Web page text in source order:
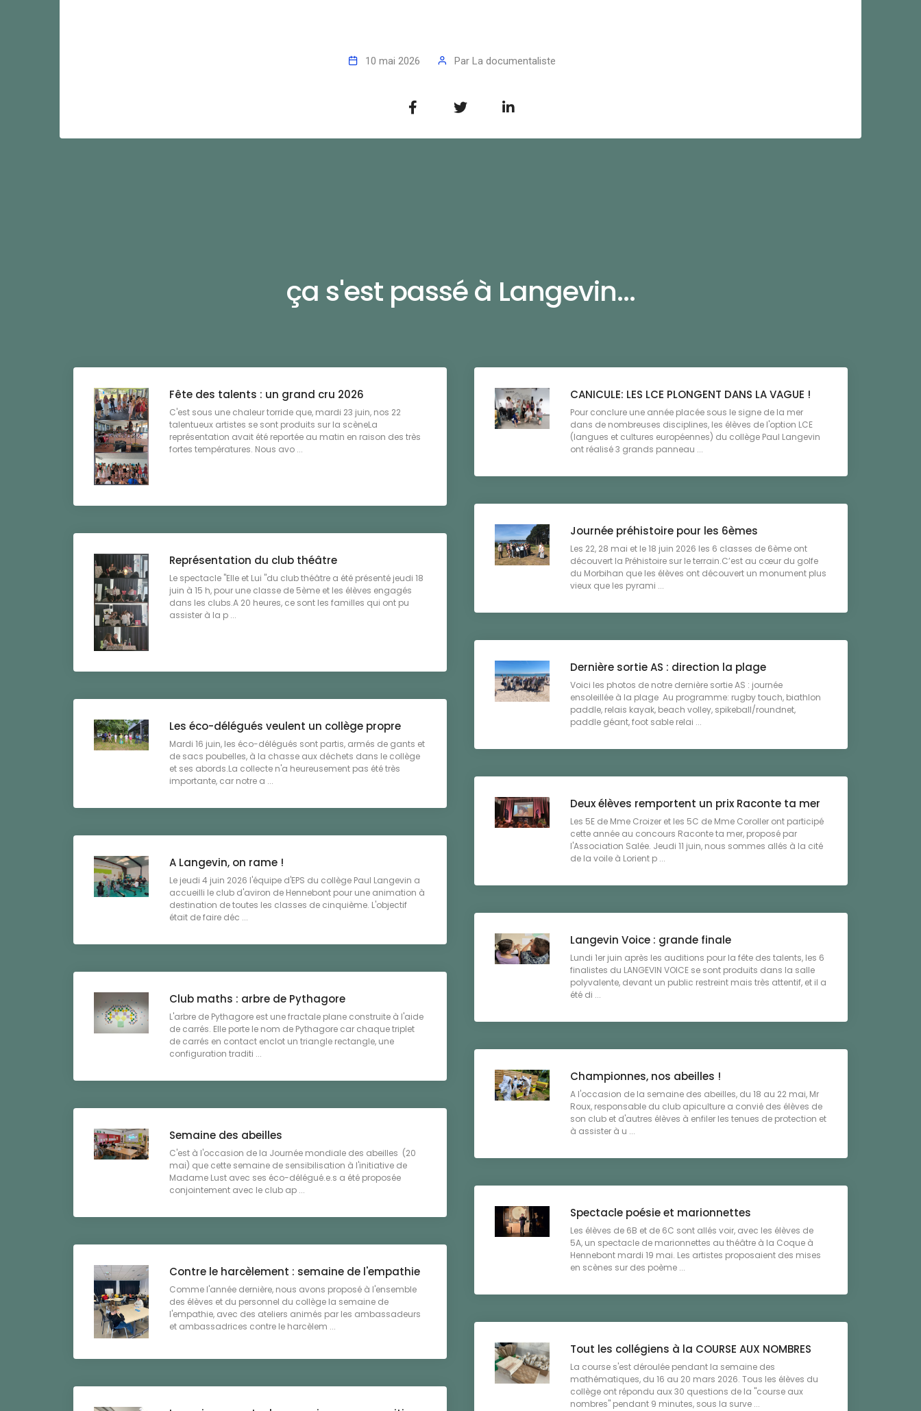
10 mai 2026 Par La documentaliste
ça s'est passé à Langevin...
Fête des talents : un grand cru 2026
C'est sous une chaleur torride que, mardi 23 juin, nos 22
talentueux artistes se sont produits sur la scèneLa
représentation avait été reportée au matin en raison des très
fortes températures. Nous avo ...
CANICULE: LES LCE PLONGENT DANS LA VAGUE !
Pour conclure une année placée sous le signe de la mer
dans de nombreuses disciplines, les élèves de l'option LCE
(langues et cultures européennes) du collège Paul Langevin
ont réalisé 3 grands panneau ...
Journée préhistoire pour les 6èmes
Les 22, 28 mai et le 18 juin 2026 les 6 classes de 6ème ont
découvert la Préhistoire sur le terrain.C’est au cœur du golfe
du Morbihan que les élèves ont découvert un monument plus
vieux que les pyrami ...
Représentation du club théâtre
Le spectacle "Elle et Lui "du club théâtre a été présenté jeudi 18
juin à 15 h, pour une classe de 5ème et les élèves engagés
dans les clubs.A 20 heures, ce sont les familles qui ont pu
assister à la p ...
Dernière sortie AS : direction la plage
Voici les photos de notre dernière sortie AS : journée
ensoleillée à la plage Au programme: rugby touch, biathlon
paddle, relais kayak, beach volley, spikeball/roundnet,
paddle géant, foot sable relai ...
Les éco-délégués veulent un collège propre
Mardi 16 juin, les éco-délégués sont partis, armés de gants et
de sacs poubelles, à la chasse aux déchets dans le collège
et ses abords.La collecte n'a heureusement pas été très
importante, car notre a ...
Deux élèves remportent un prix Raconte ta mer
Les 5E de Mme Croizer et les 5C de Mme Coroller ont participé
cette année au concours Raconte ta mer, proposé par
l'Association Salée. Jeudi 11 juin, nous sommes allés à la cité
de la voile à Lorient p ...
A Langevin, on rame !
Le jeudi 4 juin 2026 l'équipe d'EPS du collège Paul Langevin a
accueilli le club d'aviron de Hennebont pour une animation à
destination de toutes les classes de cinquième. L'objectif
était de faire déc ...
Langevin Voice : grande finale
Lundi 1er juin après les auditions pour la fête des talents, les 6
finalistes du LANGEVIN VOICE se sont produits dans la salle
polyvalente, devant un public restreint mais très attentif, et il a
été di ...
Club maths : arbre de Pythagore
L'arbre de Pythagore est une fractale plane construite à l'aide
de carrés. Elle porte le nom de Pythagore car chaque triplet
de carrés en contact enclot un triangle rectangle, une
configuration traditi ...
Championnes, nos abeilles !
A l'occasion de la semaine des abeilles, du 18 au 22 mai, Mr
Roux, responsable du club apiculture a convié des élèves de
son club et d'autres élèves à enfiler les tenues de protection et
à assister à u ...
Semaine des abeilles
C'est à l'occasion de la Journée mondiale des abeilles (20
mai) que cette semaine de sensibilisation à l'initiative de
Madame Lust avec ses éco-délégué.e.s a été proposée
conjointement avec le club ap ...
Spectacle poésie et marionnettes
Les élèves de 6B et de 6C sont allés voir, avec les élèves de
5A, un spectacle de marionnettes au théâtre à la Coque à
Hennebont mardi 19 mai. Les artistes proposaient des mises
en scènes sur des poème ...
Contre le harcèlement : semaine de l'empathie
Comme l'année dernière, nous avons proposé à l'ensemble
des élèves et du personnel du collège la semaine de
l'empathie, avec des ateliers animés par les ambassadeurs
et ambassadrices contre le harcèlem ...
Tout les collégiens à la COURSE AUX NOMBRES
La course s'est déroulée pendant la semaine des
mathématiques, du 16 au 20 mars 2026. Tous les élèves du
collège ont répondu aux 30 questions de la "course aux
nombres" pendant 9 minutes, sous la surve ...